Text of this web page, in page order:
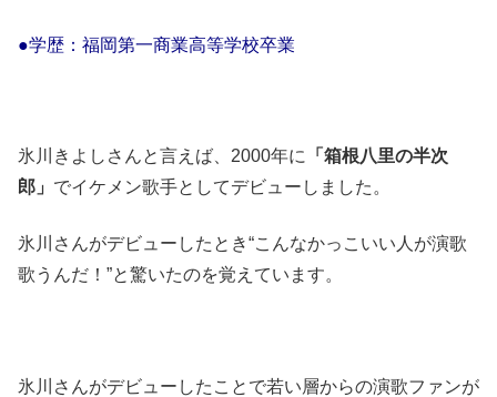
●学歴：福岡第一商業高等学校卒業
氷川きよしさんと言えば、2000年に
「箱根八里の半次
郎」 でイケメン歌手としてデビューしました。
氷川さんがデビューしたとき“こんなかっこいい人が演歌
歌うんだ！”と驚いたのを覚えています。
氷川さんがデビューしたことで若い層からの演歌ファンが